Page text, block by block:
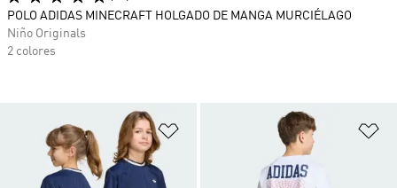
Añadir a la lista de deseos
POLO ADIDAS MINECRAFT HOLGADO DE MANGA MURCIÉLAGO
Niño Originals
2 colores